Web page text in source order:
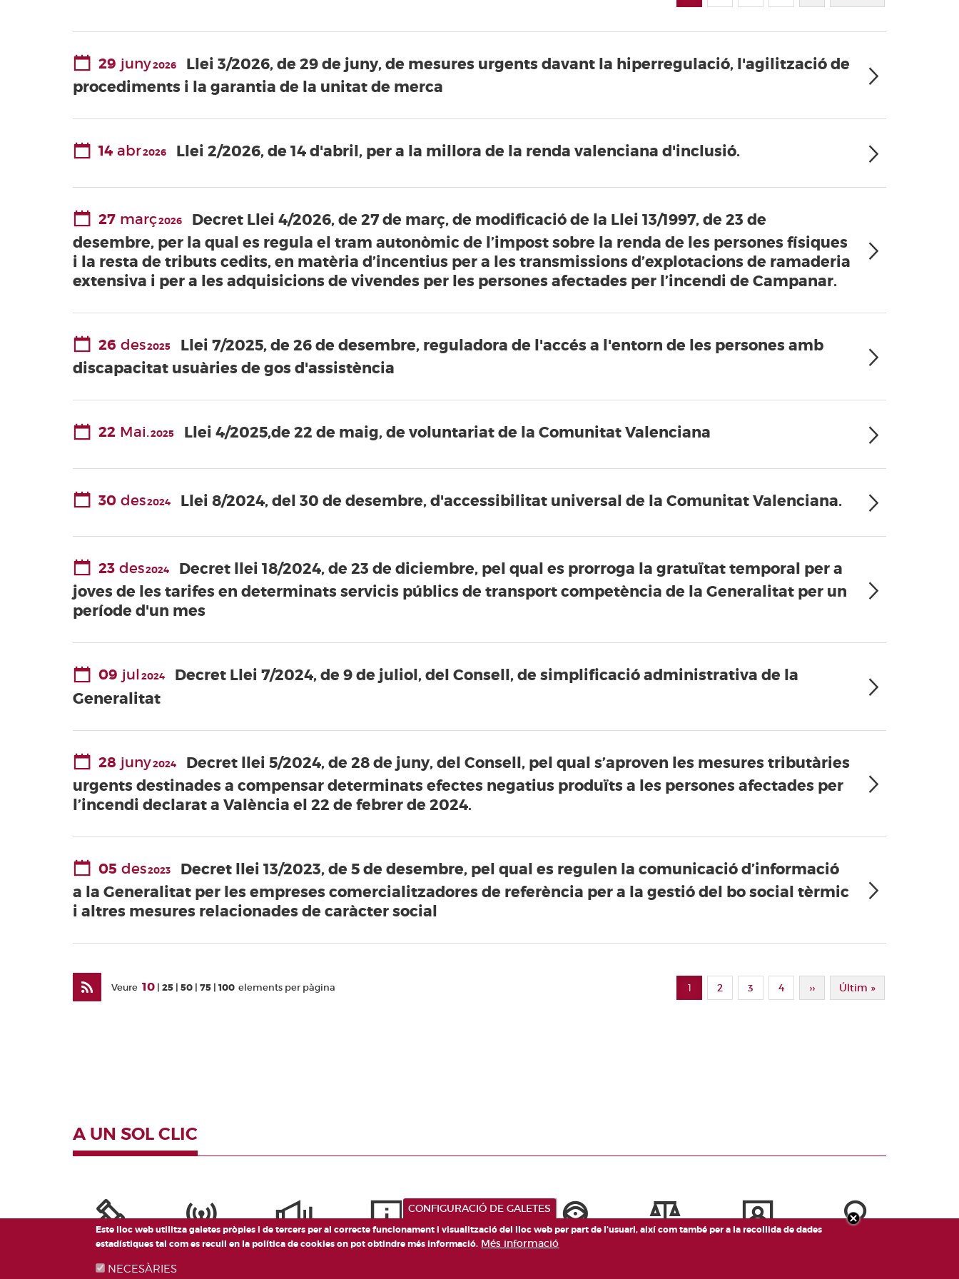
Corts Forals
Altres
publicacions
Informació i
29 juny2026
Llei 3/2026, de 29 de juny, de mesures urgents davant la hiperregulació, l'agilització de
procediments i la garantia de la unitat de merca
14 abr2026 Llei 2/2026, de 14 d'abril, per a la millora de la renda valenciana d'inclusió.
27 març2026
Decret Llei 4/2026, de 27 de març, de modificació de la Llei 13/1997, de 23 de
desembre, per la qual es regula el tram autonòmic de l’impost sobre la renda de les persones físiques
i la resta de tributs cedits, en matèria d’incentius per a les transmissions d’explotacions de ramaderia
extensiva i per a les adquisicions de vivendes per les persones afectades per l’incendi de Campanar.
26 des2025
Llei 7/2025, de 26 de desembre, reguladora de l'accés a l'entorn de les persones amb
discapacitat usuàries de gos d'assistència
22 Mai.2025 Llei 4/2025,de 22 de maig, de voluntariat de la Comunitat Valenciana
30 des2024 Llei 8/2024, del 30 de desembre, d'accessibilitat universal de la Comunitat Valenciana.
23 des2024
Decret llei 18/2024, de 23 de diciembre, pel qual es prorroga la gratuïtat temporal per a
joves de les tarifes en determinats servicis públics de transport competència de la Generalitat per un
període d'un mes
09 jul2024
Decret Llei 7/2024, de 9 de juliol, del Consell, de simplificació administrativa de la
Generalitat
28 juny2024
Decret llei 5/2024, de 28 de juny, del Consell, pel qual s’aproven les mesures tributàries
urgents destinades a compensar determinats efectes negatius produïts a les persones afectades per
l’incendi declarat a València el 22 de febrer de 2024.
05 des2023
Decret llei 13/2023, de 5 de desembre, pel qual es regulen la comunicació d’informació
a la Generalitat per les empreses comercialitzadores de referència per a la gestió del bo social tèrmic
i altres mesures relacionades de caràcter social
Pàgina actual
1 Page
2 Page
3 Page
4 Pàgina Següent
›› Última Pàgina
Últim »
Veure 10 25 50 75 100 elements per pàgina
A UN SOL CLIC
CONFIGURACIÓ DE GALETES
Este lloc web utilitza galetes pròpies i de tercers per al correcte funcionament i visualització del lloc web per part de l'usuari, així com també per a la recollida de dades
estadístiques tal com es recull en la política de cookies on pot obtindre més informació. Més informació
NECESÀRIES